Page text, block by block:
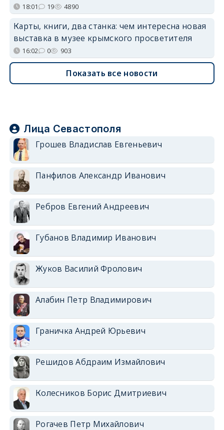
18:01 19 4890
Карты, книги, два станка: чем интересна новая
выставка в музее крымского просветителя
16:02 0 903
Показать все новости
Лица Севастополя
Грошев Владислав Евгеньевич
Панфилов Александр Иванович
Ребров Евгений Андреевич
Губанов Владимир Иванович
Жуков Василий Фролович
Алабин Петр Владимирович
Граничка Андрей Юрьевич
Решидов Абдраим Измайлович
Колесников Борис Дмитриевич
Рогачев Петр Михайлович